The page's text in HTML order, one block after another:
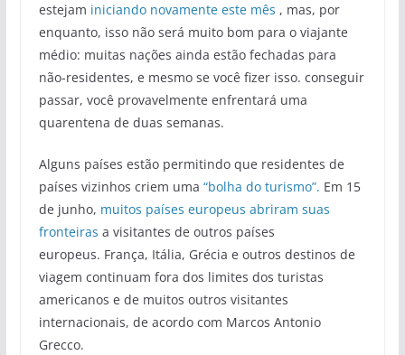
estejam iniciando novamente este mês , mas, por
enquanto, isso não será muito bom para o viajante
médio: muitas nações ainda estão fechadas para
não-residentes, e mesmo se você fizer isso. conseguir
passar, você provavelmente enfrentará uma
quarentena de duas semanas.
Alguns países estão permitindo que residentes de
países vizinhos criem uma “bolha do turismo”. Em 15
de junho, muitos países europeus abriram suas
fronteiras a visitantes de outros países
europeus. França, Itália, Grécia e outros destinos de
viagem continuam fora dos limites dos turistas
americanos e de muitos outros visitantes
internacionais, de acordo com Marcos Antonio
Grecco.